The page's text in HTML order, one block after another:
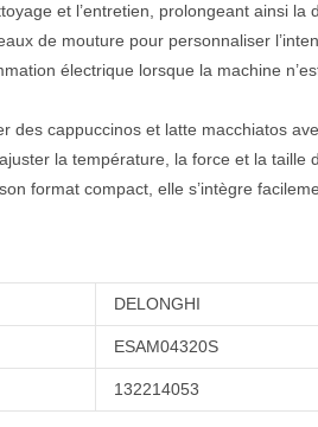
et l’entretien, prolongeant ainsi la
de mouture pour personnaliser
électrique lorsque la machine
des cappuccinos et latte macchiatos
la température, la force et la taille
format compact, elle s’intègre
DELONGHI
ESAM04320S
132214053